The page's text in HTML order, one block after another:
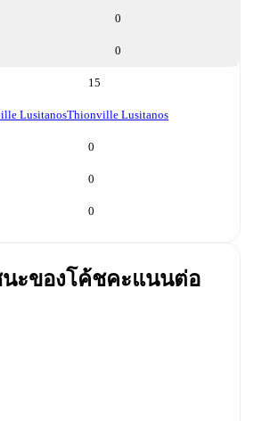
0
0
15
LusitanosThionville Lusitanos
0
0
0
ะของโค้ชคะแนนต่อ